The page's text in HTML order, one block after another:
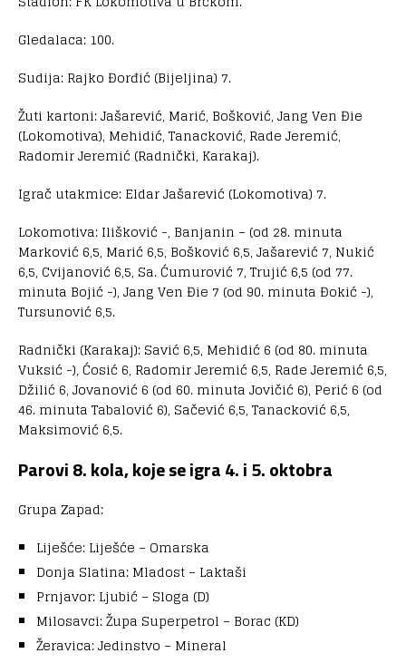
Gledalaca: 100.
Sudija: Rajko Đorđić (Bijeljina) 7.
Žuti kartoni: Jašarević, Marić, Bošković, Jang Ven Đie
(Lokomotiva), Mehidić, Tanacković, Rade Jeremić,
Radomir Jeremić (Radnički, Karakaj).
Igrač utakmice: Eldar Jašarević (Lokomotiva) 7.
Lokomotiva: Ilišković -, Banjanin – (od 28. minuta
Marković 6,5, Marić 6,5, Bošković 6,5, Jašarević 7, Nukić
6,5, Cvijanović 6,5, Sa. Ćumurović 7, Trujić 6,5 (od 77.
minuta Bojić -), Jang Ven Đie 7 (od 90. minuta Đokić -),
Tursunović 6,5.
Radnički (Karakaj): Savić 6,5, Mehidić 6 (od 80. minuta
Vuksić -), Ćosić 6, Radomir Jeremić 6,5, Rade Jeremić 6,5,
Džilić 6, Jovanović 6 (od 60. minuta Jovičić 6), Perić 6 (od
46. minuta Tabalović 6), Sačević 6,5, Tanacković 6,5,
Maksimović 6,5.
Parovi 8. kola, koje se igra 4. i 5. oktobra
Grupa Zapad:
Liješće: Liješće – Omarska
Donja Slatina: Mladost – Laktaši
Prnjavor: Ljubić – Sloga (D)
Milosavci: Župa Superpetrol – Borac (KD)
Žeravica: Jedinstvo – Mineral